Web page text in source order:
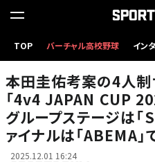
TOP バーチャル高校野球 イン
本田圭佑考案の4人
「4v4 JAPAN CUP
グループステージは「
ァイナルは「ABEMA」
2025.12.01 16:24